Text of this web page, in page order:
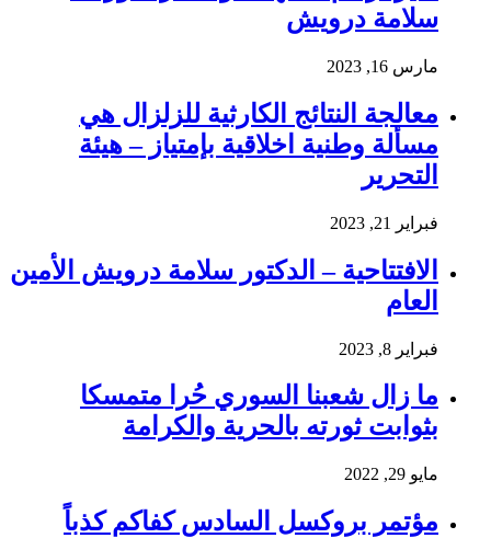
سلامة درويش
مارس 16, 2023
معالجة النتائج الكارثية للزلزال هي
مسألة وطنية اخلاقية بإمتياز – هيئة
التحرير
فبراير 21, 2023
الافتتاحية – الدكتور سلامة درويش الأمين
العام
فبراير 8, 2023
ما زال شعبنا السوري حُرا متمسكا
بثوابت ثورته بالحرية والكرامة
مايو 29, 2022
مؤتمر بروكسل السادس كفاكم كذباً